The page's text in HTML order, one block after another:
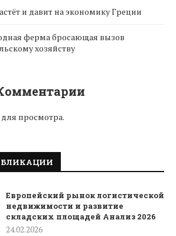
и давит на экономику Греции
ферма бросающая вызов
хозяйству
просмотра.
Европейский рынок логистической
недвижимости и развитие
складских площадей Анализ 2026
24.02.2026